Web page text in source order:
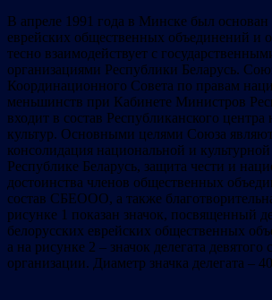
В апреле 1991 года в Минске был
еврейских общественных объединений и
тесно взаимодействует с
организациями Республики Беларусь.
Координационного Совета по правам
меньшинств при Кабинете Министров
входит в состав Республиканского
культур. Основными целями Союза
консолидация национальной и
Республике Беларусь, защита чести и
достоинства членов общественных
состав СБЕООО, а также
рисунке 1 показан значок, посвященный
белорусских еврейских общественных
а на рисунке 2 – значок делегата девятого
организации. Диаметр значка делегата –